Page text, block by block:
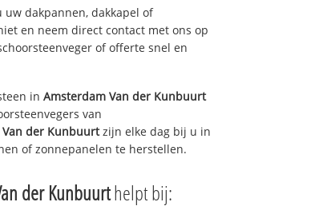
dakpannen, dakkapel of
en neem direct contact met ons op
of offerte snel en
in Amsterdam Van der Kunbuurt
van
der Kunbuurtzijn elke dag bij u in
of zonnepanelen te herstellen.
der Kunbuurthelpt bij: